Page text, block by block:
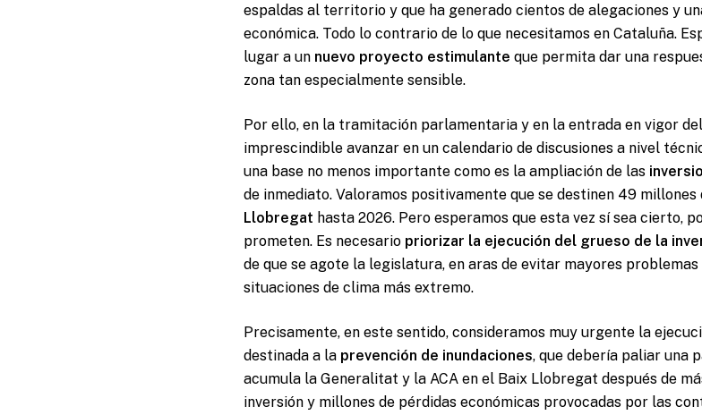
espaldas al territorio y que ha generado cientos de alegaciones y
económica. Todo lo contrario de lo que necesitamos en Cataluña.
lugar a un nuevo proyecto estimulante que permita dar una
zona tan especialmente sensible.
Por ello, en la tramitación parlamentaria y en la entrada en vigor
imprescindible avanzar en un calendario de discusiones a nivel
una base no menos importante como es la ampliación de las
de inmediato. Valoramos positivamente que se destinen 49 millones
Llobregat hasta 2026. Pero esperamos que esta vez sí sea cierto,
prometen. Es necesario priorizar la ejecución del grueso de la
de que se agote la legislatura, en aras de evitar mayores
situaciones de clima más extremo.
Precisamente, en este sentido, consideramos muy urgente la
destinada a la prevención de inundaciones, que debería paliar una
acumula la Generalitat y la ACA en el Baix Llobregat después de
inversión y millones de pérdidas económicas provocadas por las